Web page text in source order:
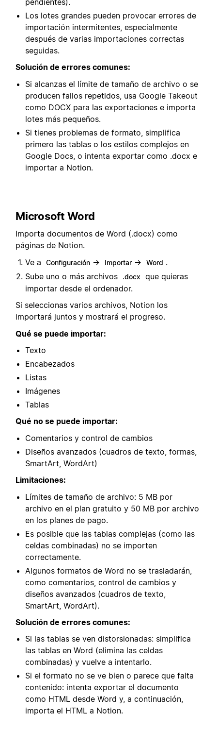
Los lotes grandes pueden provocar errores de
importación intermitentes, especialmente
después de varias importaciones correctas
seguidas.
Solución de errores comunes:
Si alcanzas el límite de tamaño de archivo o se
producen fallos repetidos, usa Google Takeout
como DOCX para las exportaciones e importa
lotes más pequeños.
Si tienes problemas de formato, simplifica
primero las tablas o los estilos complejos en
Google Docs, o intenta exportar como .docx e
importar a Notion.
Microsoft Word
Importa documentos de Word (.docx) como
páginas de Notion.
Ve a
Configuración → Importar → Word .
Sube uno o más archivos
.docx
que quieras
importar desde el ordenador.
Si seleccionas varios archivos, Notion los
importará juntos y mostrará el progreso.
Qué se puede importar:
Texto
Encabezados
Listas
Imágenes
Tablas
Qué no se puede importar:
Comentarios y control de cambios
Diseños avanzados (cuadros de texto, formas,
SmartArt, WordArt)
Limitaciones:
Límites de tamaño de archivo: 5 MB por
archivo en el plan gratuito y 50 MB por archivo
en los planes de pago.
Es posible que las tablas complejas (como las
celdas combinadas) no se importen
correctamente.
Algunos formatos de Word no se trasladarán,
como comentarios, control de cambios y
diseños avanzados (cuadros de texto,
SmartArt, WordArt).
Solución de errores comunes:
Si las tablas se ven distorsionadas: simplifica
las tablas en Word (elimina las celdas
combinadas) y vuelve a intentarlo.
Si el formato no se ve bien o parece que falta
contenido: intenta exportar el documento
como HTML desde Word y, a continuación,
importa el HTML a Notion.